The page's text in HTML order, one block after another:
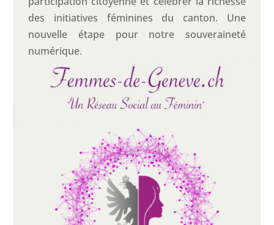
des initiatives féminines du canton. Une
nouvelle étape pour notre souveraineté
numérique.